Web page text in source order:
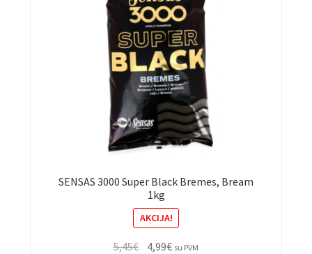
SENSAS 3000 Super Black Bremes, Bream
1kg
AKCIJA!
5,45€ Original
4,99€Current
su PVM